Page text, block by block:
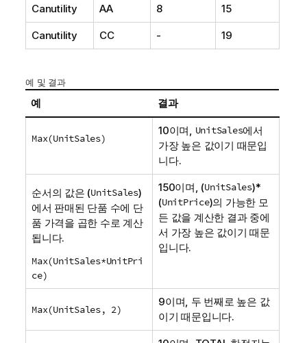
Canutility AA 8 15
Canutility CC - 19
예 및 결과
예 결과
Max(UnitSales)
10이며, UnitSales에서
가장 높은 값이기 때문입
니다.
순서의 값은 (UnitSales)
에서 판매된 단품 수에 단
품 가격을 곱한 수로 계산
됩니다.
Max(UnitSales*UnitPri
ce)
150이며, (UnitSales)*
(UnitPrice)의 가능한 모
든 값을 계산한 결과 중에
서 가장 높은 값이기 때문
입니다.
Max(UnitSales, 2)
9이며, 두 번째로 높은 값
이기 때문입니다.